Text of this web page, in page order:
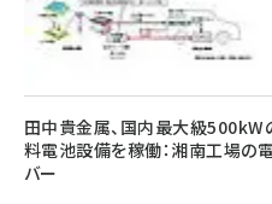
田中貴金属、国内最大級500kW
料電池設備を稼働：湘南工場の
バー